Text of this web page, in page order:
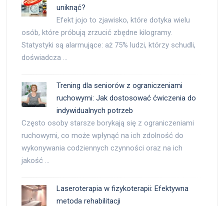
uniknąć?
Efekt jojo to zjawisko, które dotyka wielu
osób, które próbują zrzucić zbędne kilogramy.
Statystyki są alarmujące: aż 75% ludzi, którzy schudli,
doświadcza …
Trening dla seniorów z ograniczeniami
ruchowymi: Jak dostosować ćwiczenia do
indywidualnych potrzeb
Często osoby starsze borykają się z ograniczeniami
ruchowymi, co może wpłynąć na ich zdolność do
wykonywania codziennych czynności oraz na ich
jakość …
Laseroterapia w fizykoterapii: Efektywna
metoda rehabilitacji